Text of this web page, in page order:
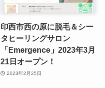
印西市西の原に脱毛＆シー
タヒーリングサロン
「Emergence」2023年3月
21日オープン！
2023年2月25日